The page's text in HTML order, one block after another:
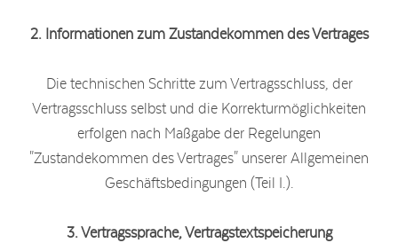
2. Informationen zum Zustandekommen des Vertrages
Die technischen Schritte zum Vertragsschluss, der
Vertragsschluss selbst und die Korrekturmöglichkeiten
erfolgen nach Maßgabe der Regelungen
"Zustandekommen des Vertrages" unserer Allgemeinen
Geschäftsbedingungen (Teil I.).
3. Vertragssprache, Vertragstextspeicherung